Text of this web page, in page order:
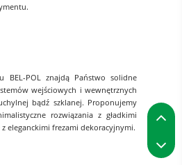
BEL-POL znajdą Państwo solidne
wejściowych i wewnętrznych
bądź szklanej. Proponujemy
rozwiązania z gładkimi
eleganckimi frezami dekoracyjnymi.